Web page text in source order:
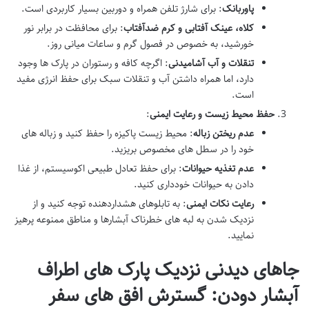
پاوربانک: برای شارژ تلفن همراه و دوربین بسیار کاربردی است.
کلاه، عینک آفتابی و کرم ضدآفتاب: برای محافظت در برابر نور
خورشید، به خصوص در فصول گرم و ساعات میانی روز.
تنقلات و آب آشامیدنی: اگرچه کافه و رستوران در پارک ها وجود
دارد، اما همراه داشتن آب و تنقلات سبک برای حفظ انرژی مفید
است.
حفظ محیط زیست و رعایت ایمنی:
عدم ریختن زباله: محیط زیست پاکیزه را حفظ کنید و زباله های
خود را در سطل های مخصوص بریزید.
عدم تغذیه حیوانات: برای حفظ تعادل طبیعی اکوسیستم، از غذا
دادن به حیوانات خودداری کنید.
رعایت نکات ایمنی: به تابلوهای هشداردهنده توجه کنید و از
نزدیک شدن به لبه های خطرناک آبشارها و مناطق ممنوعه پرهیز
نمایید.
جاهای دیدنی نزدیک پارک های اطراف
آبشار دودن: گسترش افق های سفر